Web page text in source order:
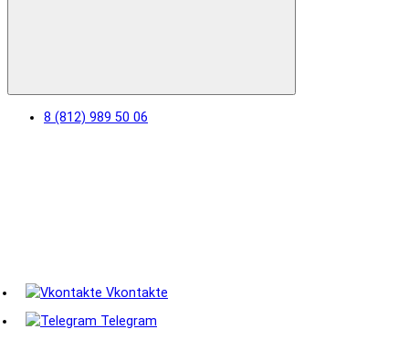
8 (812) 989 50 06
Vkontakte
Telegram